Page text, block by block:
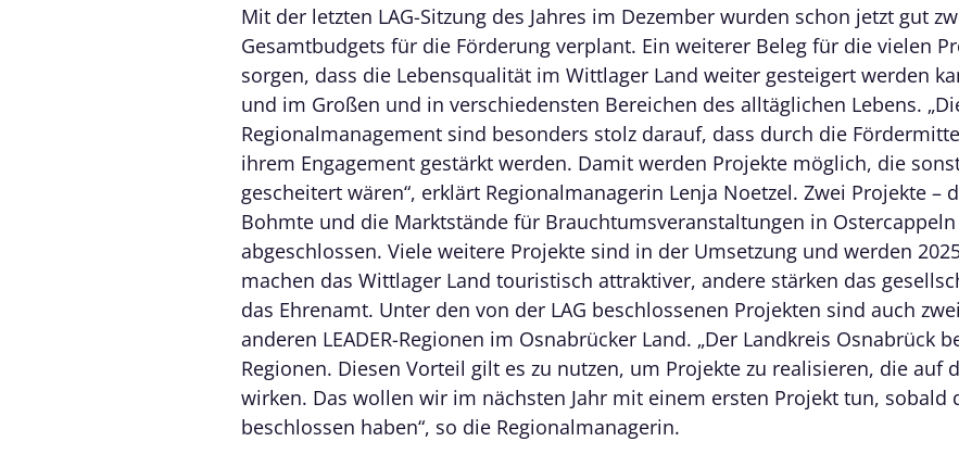
Mit der letzten LAG-Sitzung des Jahres im Dezember wurden schon jetzt gut
Gesamtbudgets für die Förderung verplant. Ein weiterer Beleg für die vielen
sorgen, dass die Lebensqualität im Wittlager Land weiter gesteigert werden
und im Großen und in verschiedensten Bereichen des alltäglichen Lebens.
Regionalmanagement sind besonders stolz darauf, dass durch die
ihrem Engagement gestärkt werden. Damit werden Projekte möglich, die
gescheitert wären“, erklärt Regionalmanagerin Lenja Noetzel. Zwei Projekte –
Bohmte und die Marktstände für Brauchtumsveranstaltungen in
abgeschlossen. Viele weitere Projekte sind in der Umsetzung und werden
machen das Wittlager Land touristisch attraktiver, andere stärken das
das Ehrenamt. Unter den von der LAG beschlossenen Projekten sind auch
anderen LEADER-Regionen im Osnabrücker Land. „Der Landkreis Osnabrück
Regionen. Diesen Vorteil gilt es zu nutzen, um Projekte zu realisieren, die auf
wirken. Das wollen wir im nächsten Jahr mit einem ersten Projekt tun, sobald
beschlossen haben“, so die Regionalmanagerin.